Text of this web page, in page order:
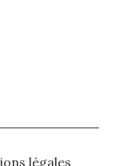
légales